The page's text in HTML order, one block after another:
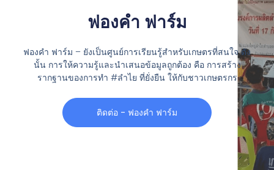
ฟองคำ ฟาร์ม
ฟองคำ ฟาร์ม – ยังเป็นศูนย์การเรียนรู้สำหรับเกษตรที่สนใจ ดัง
นั้น การให้ความรู้และนำเสนอข้อมูลถูกต้อง คือ การสร้าง
รากฐานของการทำ #ลำไย ที่ยั่งยืน ให้กับชาวเกษตรกร
ติดต่อ - ฟองคำ ฟาร์ม